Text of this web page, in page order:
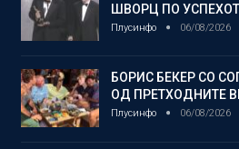
ШВОРЦ ПО
Плусинфо 06/08/2026
БОРИС БЕКЕР СО
ОД ПРЕТХОДНИТЕ
Плусинфо 06/08/2026